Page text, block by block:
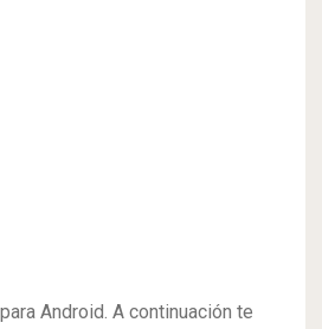
Android. A continuación te